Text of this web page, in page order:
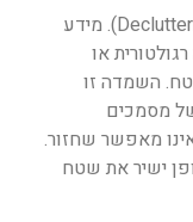
לאחר המיפוי, יש לבצע תהליך ניקוי (Decluttering). מידע
או
השמדה זו
מסמכים
מאפשר שחזור.
ישיר את שטח